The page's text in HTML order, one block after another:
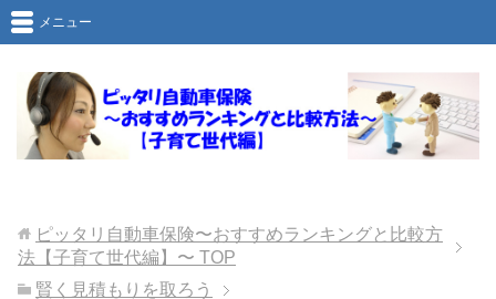
メニュー
ピッタリ自動車保険〜おすすめランキングと比較方
法【子育て世代編】〜 TOP
賢く見積もりを取ろう